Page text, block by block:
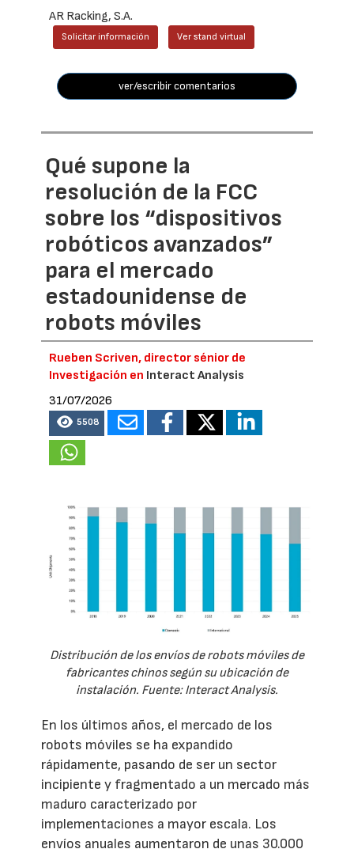
AR Racking, S.A.
Solicitar información Ver stand virtual
ver/escribir comentarios
Qué supone la
resolución de la FCC
sobre los “dispositivos
robóticos avanzados”
para el mercado
estadounidense de
robots móviles
Rueben Scriven, director sénior de
Investigación en Interact Analysis
31/07/2026
5508
Distribución de los envíos de robots móviles de
fabricantes chinos según su ubicación de
instalación. Fuente: Interact Analysis.
En los últimos años, el mercado de los
robots móviles se ha expandido
rápidamente, pasando de ser un sector
incipiente y fragmentado a un mercado más
maduro caracterizado por
implementaciones a mayor escala. Los
envíos anuales aumentaron de unas 30.000